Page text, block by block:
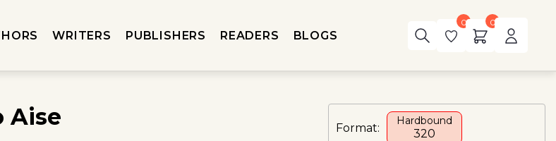
WRITERS PUBLISHERS READERS BLOGS
0 0
Aise Format:
Hardbound
₹320